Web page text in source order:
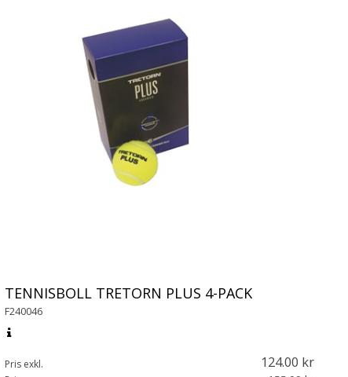
TENNISBOLL TRETORN PLUS 4-PACK
F240046
Pris exkl. 124.00